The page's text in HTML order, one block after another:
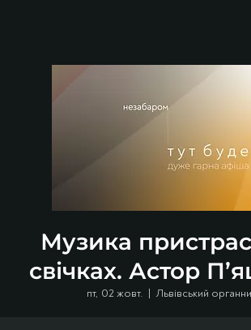
Музика
свічках. Астор
пт, 02 жовт.
  |
Львівський